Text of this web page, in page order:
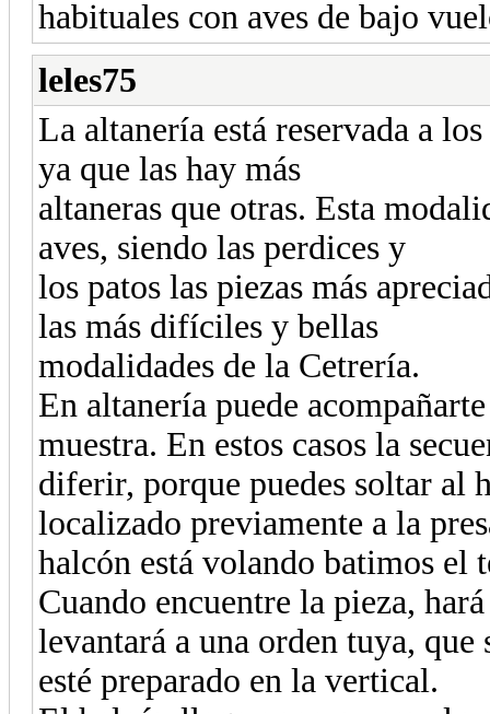
habituales con aves de bajo
leles75
La altanería está reservada a
ya que las hay más
altaneras que otras. Esta
aves, siendo las perdices y
los patos las piezas más
las más difíciles y bellas
modalidades de la Cetrería.
En altanería puede
muestra. En estos casos la
diferir, porque puedes soltar al
localizado previamente a la
halcón está volando batimos el
Cuando encuentre la pieza,
levantará a una orden tuya, que
esté preparado en la vertical.